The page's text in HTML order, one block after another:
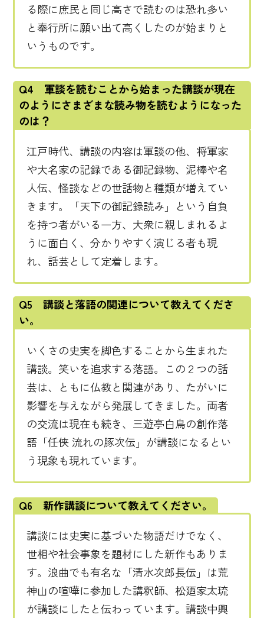
る際に庶民と同じ高さで読むのは恐れ多い
と奉行所に願い出て高くしたのが始まりと
いうものです。
Q4 軍談を読むことから始まった講談が現在
のようにさまざまな読み物を読むようになった
のは？
江戸時代、講談の内容は軍談の他、将軍家
や大名家の記録である御記録物、泥棒や名
人伝、怪談などの世話物と種類が増えてい
きます。「天下の御記録読み」という自負
を持つ者がいる一方、大衆に親しまれるよ
うに面白く、分かりやすく演じる者も現
れ、話芸として定着します。
Q5 講談と落語の関連について教えてくださ
い。
いくさの史実を脚色することから生まれた
講談。笑いを追求する落語。この２つの話
芸は、ともに仏教と関連があり、たがいに
影響を与えながら発展してきました。両者
の交流は現在も続き、三遊亭白鳥の創作落
語「任侠 流れの豚次伝」が講談になるとい
う現象も現れています。
Q6 新作講談について教えてください。
講談には史実に基づいた物語だけでなく、
世相や社会事象を題材にした新作もありま
す。浪曲でも有名な「清水次郎長伝」は荒
神山の喧嘩に参加した講釈師、松廼家太琉
が講談にしたと伝わっています。講談中興